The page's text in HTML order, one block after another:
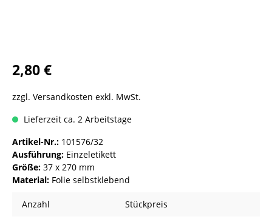
2,80 €
zzgl. Versandkosten exkl. MwSt.
Lieferzeit ca. 2 Arbeitstage
Artikel-Nr.: 101576/32
Ausführung: Einzeletikett
Größe: 37 x 270 mm
Material: Folie selbstklebend
Anzahl Stückpreis